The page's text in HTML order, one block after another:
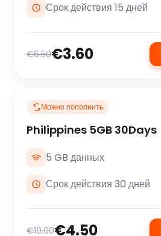
Срок действия 15 дней
€6.50€3.60
Можно пополнить
Philippines 5GB 30Days
5 GB данных
Срок действия 30 дней
€10.00€4.50